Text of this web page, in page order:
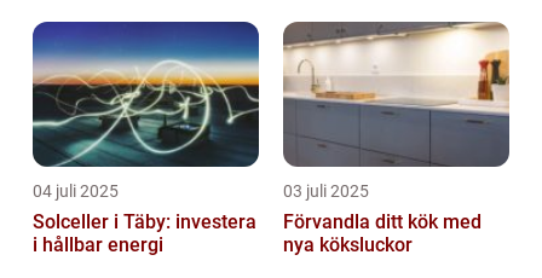
04 juli 2025
Solceller i Täby: investera
i hållbar energi
03 juli 2025
Förvandla ditt kök med
nya köksluckor